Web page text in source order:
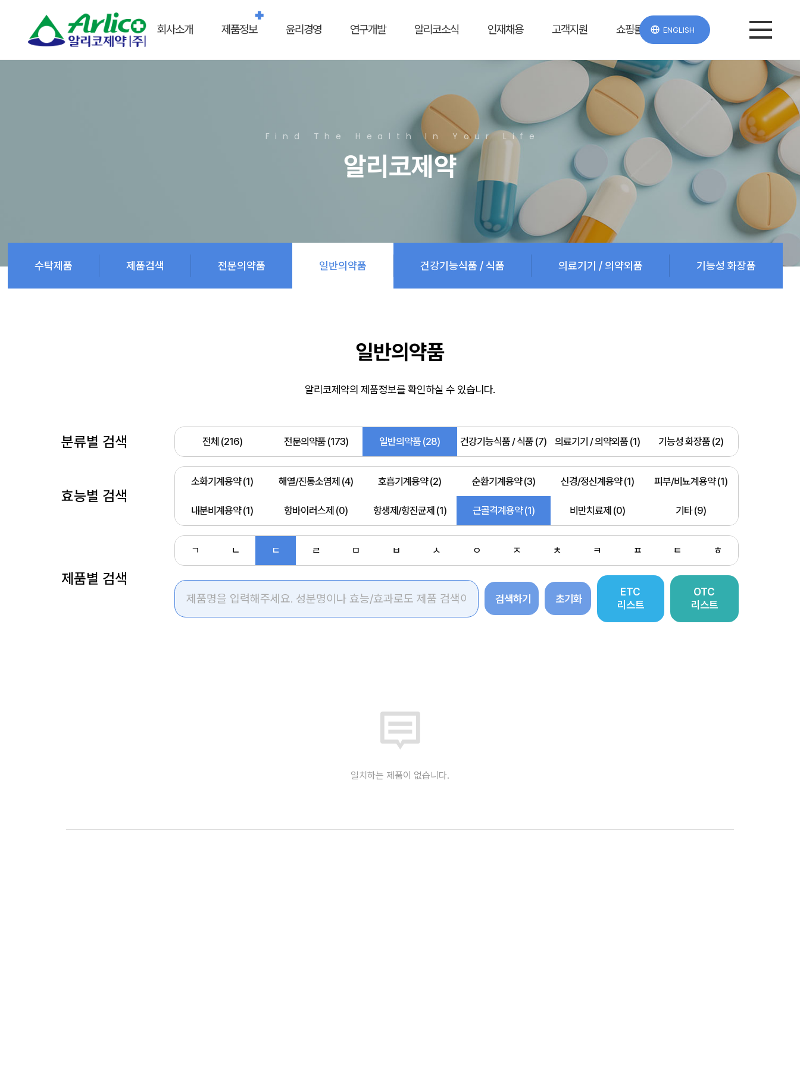
회사소개 제품정보 윤리경영 연구개발 알리코소식 인재채용 고객지원 쇼핑몰 ENGLISH
Find The Health In Your Life
알리코제약
수탁제품 제품검색 전문의약품 일반의약품 건강기능식품 / 식품 의료기기 / 의약외품 기능성 화장품
일반의약품
알리코제약의 제품정보를 확인하실 수 있습니다.
분류별 검색 전체 (216) 전문의약품 (173) 일반의약품 (28) 건강기능식품 / 식품 (7) 의료기기 / 의약외품 (1) 기능성 화장품 (2)
효능별 검색
소화기계용약 (1) 해열/진통소염제 (4) 호흡기계용약 (2) 순환기계용약 (3) 신경/정신계용약 (1) 피부/비뇨계용약 (1)
내분비계용약 (1) 항바이러스제 (0) 항생제/항진균제 (1) 근골격계용약 (1) 비만치료제 (0) 기타 (9)
제품별 검색
ㄱ ㄴ ㄷ ㄹ ㅁ ㅂ ㅅ ㅇ ㅈ ㅊ ㅋ ㅍ ㅌ ㅎ
검색하기 초기화
ETC
리스트
OTC
리스트
일치하는 제품이 없습니다.